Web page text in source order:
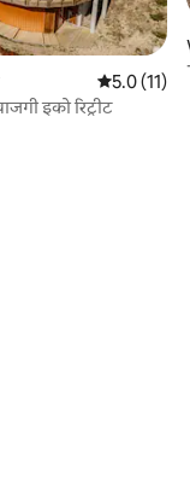
5 पैकी 5.0
5.0 (11)
इको रिट्रीट